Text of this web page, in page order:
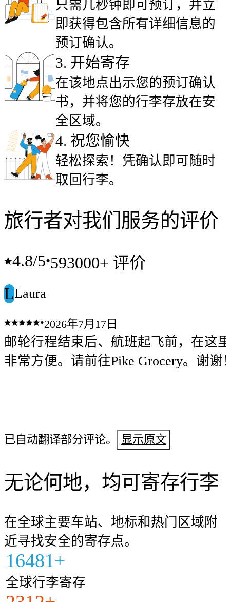
只需几秒钟即可预订，并立
即获得包含所有详细信息的
预订确认。
3. 开始寄存
在该地点出示您的预订确认
书，并将您的行李存放在安
全区域。
4. 祝您愉快
轻松探索！凭确认即可随时
取回行李。
旅行者对我们服务的评价
4.8/5•593000+ 评价
LLaura
•2026年7月17日
邮轮行程结束后、航班起飞前，在这
非常方便。请前往Pike Grocery。谢谢
已自动翻译部分评论。 显示原文
无论何地，均可寄存行李
在全球主要车站、地标和热门区域附
近寻找安全的寄存点。
16481+
全球行李寄存